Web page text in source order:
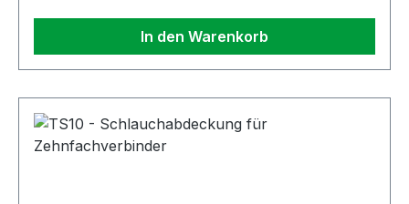
In den Warenkorb